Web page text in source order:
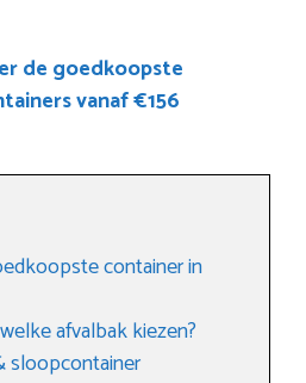
de goedkoopste
vanaf €156
container in
afvalbak kiezen?
sloopcontainer